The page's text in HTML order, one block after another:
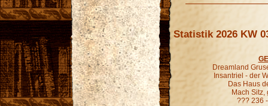
Statistik 2026 KW
Dreamland
Insantriel - der
Das Haus
Mach
??? 236